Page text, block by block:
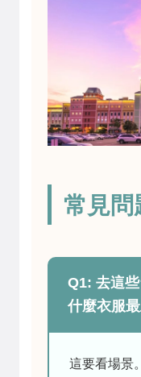
常見
Q1: 去這
什麼衣服
這要看場景